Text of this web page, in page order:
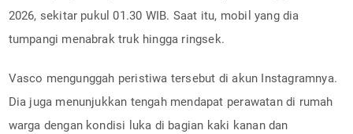
2026, sekitar pukul 01.30 WIB. Saat itu, mobil yang dia
tumpangi menabrak truk hingga ringsek.
Vasco mengunggah peristiwa tersebut di akun Instagramnya.
Dia juga menunjukkan tengah mendapat perawatan di rumah
warga dengan kondisi luka di bagian kaki kanan dan